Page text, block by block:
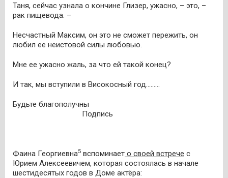
Таня, сейчас узнала о кончине Глизер, ужасно, – это, –
рак пищевода. –
Несчастный Максим, он это не сможет пережить, он
любил ее неистовой силы любовью.
Мне ее ужасно жаль, за что ей такой конец?
И так, мы вступили в Високосный год………
Будьте благополучны
Подпись
Фаина Георгиевна5 вспоминает о своей встрече с
Юрием Алексеевичем, которая состоялась в начале
шестидесятых годов в Доме актёра: